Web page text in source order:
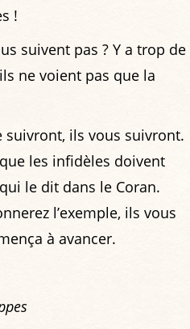
!
suivent pas ? Y a trop de
ne voient pas que la
suivront, ils vous suivront.
les infidèles doivent
le dit dans le Coran.
l’exemple, ils vous
à avancer.